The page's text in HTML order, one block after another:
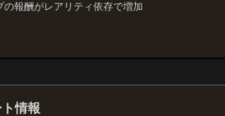
報酬がレアリティ依存で増加
情報